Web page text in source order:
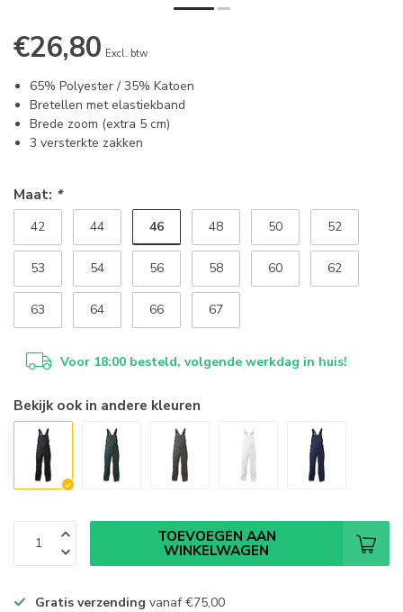
€26,80 Excl. btw
65% Polyester / 35% Katoen
Bretellen met elastiekband
Brede zoom (extra 5 cm)
3 versterkte zakken
Maat: *
42 44 46 48 50 52
53 54 56 58 60 62
63 64 66 67
Voor 18:00 besteld, volgende werkdag in huis!
Bekijk ook in andere kleuren
TOEVOEGEN AAN
WINKELWAGEN
Gratis verzending vanaf€75,00